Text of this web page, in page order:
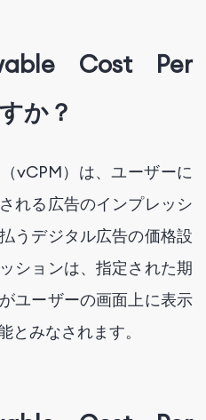
Cost Per
か？
vCPM）は、ユーザーに
れる広告のインプレッシ
うデジタル広告の価格設
ションは、指定された期
ユーザーの画面上に表示
とみなされます。